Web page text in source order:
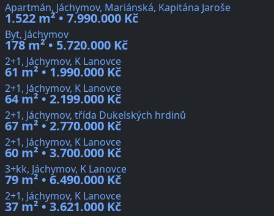
Apartmán, Jáchymov, Mariánská, Kapitána Jaroše
1.522 m² • 7.990.000 Kč
Byt, Jáchymov
178 m² • 5.720.000 Kč
2+1, Jáchymov, K Lanovce
61 m² • 1.990.000 Kč
2+1, Jáchymov, K Lanovce
64 m² • 2.199.000 Kč
2+1, Jáchymov, třída Dukelských hrdinů
67 m² • 2.770.000 Kč
2+1, Jáchymov, K Lanovce
60 m² • 3.700.000 Kč
3+kk, Jáchymov, K Lanovce
79 m² • 6.490.000 Kč
2+1, Jáchymov, K Lanovce
37 m² • 3.621.000 Kč